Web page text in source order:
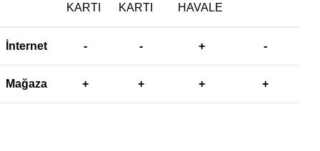
KARTI KARTI HAVALE
İnternet - - + -
Mağaza + + + +